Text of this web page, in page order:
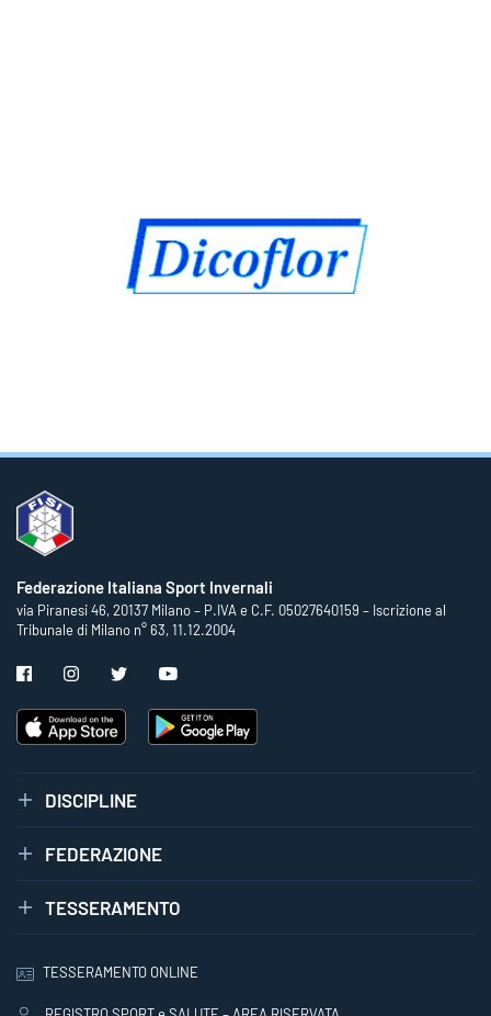
Federazione Italiana Sport Invernali
via Piranesi 46, 20137 Milano – P.IVA e C.F. 05027640159 – Iscrizione al
Tribunale di Milano n° 63, 11.12.2004
DISCIPLINE
FEDERAZIONE
TESSERAMENTO
TESSERAMENTO ONLINE